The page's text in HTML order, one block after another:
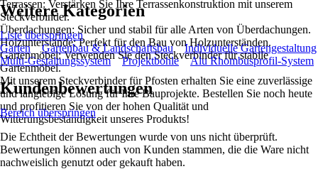
Terrassen: Verstärken Sie Ihre Terrassenkonstruktion mit unserem
Steckverbinder.
Überdachungen: Sicher und stabil für alle Arten von Überdachungen.
Holzunterstände: Perfekt für den Bau von Holzunterständen.
Gartenmöbel: Verwenden Sie den Steckverbinder für stabile
Gartenmöbel.
Mit unserem Steckverbinder für Pfosten erhalten Sie eine zuverlässige
und langlebige Lösung für Ihre Bauprojekte. Bestellen Sie noch heute
und profitieren Sie von der hohen Qualität und
Witterungsbeständigkeit unseres Produkts!
Weitere Kategorien
Liste überspringen
Garten
Gartenbau & Landschaftsbau
Individuelle Gartengestaltung
Multi-Gestaltungssystem
Projektbohle Alu Rhombusprofil-System
Kundenbewertungen
Bereich überspringen
Die Echtheit der Bewertungen wurde von uns nicht überprüft.
Bewertungen können auch von Kunden stammen, die die Ware nicht
nachweislich genutzt oder gekauft haben.